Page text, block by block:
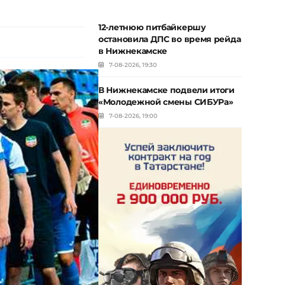
12-летнюю питбайкершу
остановила ДПС во время рейда
в Нижнекамске
7-08-2026, 19:30
В Нижнекамске подвели итоги
«Молодежной смены СИБУРа»
7-08-2026, 19:00